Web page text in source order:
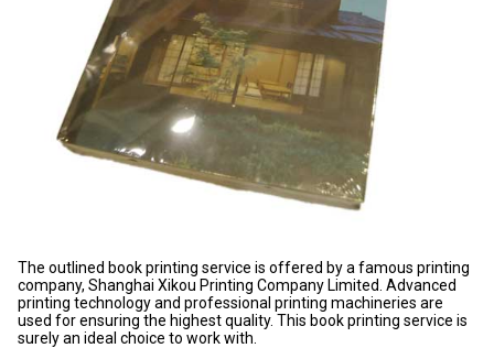
The outlined book printing service is offered by a famous printing
company, Shanghai Xikou Printing Company Limited. Advanced
printing technology and professional printing machineries are
used for ensuring the highest quality. This book printing service is
surely an ideal choice to work with.